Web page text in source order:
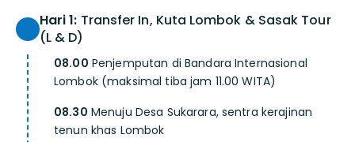
Hari 1: Transfer In, Kuta Lombok & Sasak Tour
(L & D)
08.00 Penjemputan di Bandara Internasional
Lombok (maksimal tiba jam 11.00 WITA)
08.30 Menuju Desa Sukarara, sentra kerajinan
tenun khas Lombok